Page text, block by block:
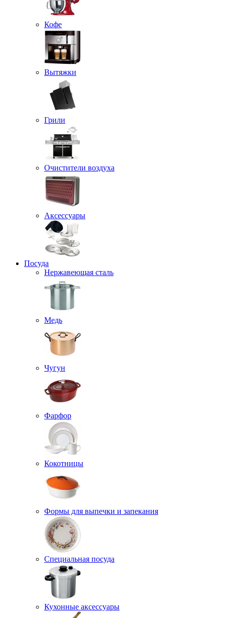
Кофе
Вытяжки
Грили
Очистители воздуха
Аксессуары
Посуда
Нержавеющая сталь
Медь
Чугун
Фарфор
Кокотницы
Формы для выпечки и запекания
Специальная посуда
Кухонные аксессуары